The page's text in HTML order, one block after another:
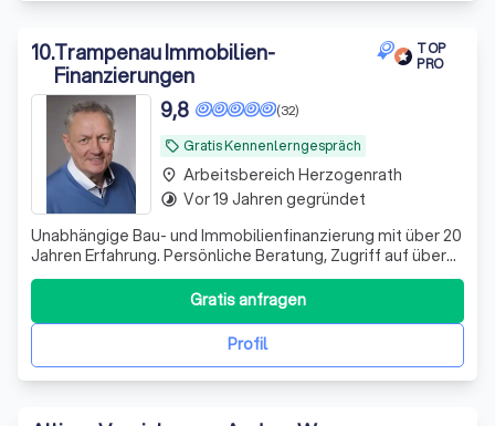
10.Trampenau Immobilien-
Finanzierungen
TOP
PRO
local_offer Gratis Kennenlerngespräch
(32)
9,8
Unabhängige Bau- und Immobilienfinanzierung mit über 20
Jahren Erfahrung. Persönliche Beratung, Zugriff auf über
700 Finanzierungspartner und verständliche Begleitung
bis zur Darlehenszusage.
Profil
Gratis anfragen
place Arbeitsbereich Herzogenrath
timelapse Vor 19 Jahren gegründet